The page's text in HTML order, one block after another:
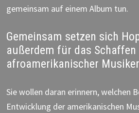
gemeinsam auf einem Album tun.
Gemeinsam setzen sich
außerdem für das Schaffen
afroamerikanischer
Sie wollen daran erinnern, welchen
Entwicklung der amerikanischen